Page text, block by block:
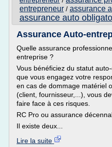
entrepreneur / assurance
assurance auto
Assurance Auto-
Quelle assurance
entreprise ?
Vous bénéficiez du statut
que vous engagez votre
en cas de dommage matériel
(client, fournisseur,...), vous
faire face à ces risques.
RC Pro ou assurance
Il existe deux...
Lire la suite